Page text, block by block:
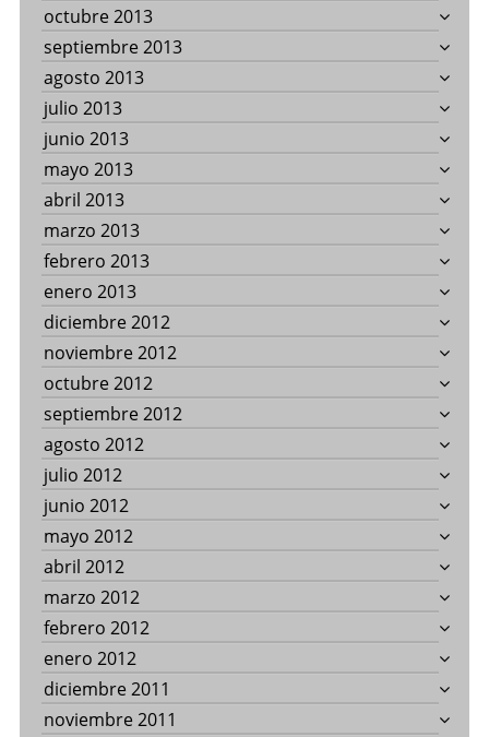
octubre 2013
septiembre 2013
agosto 2013
julio 2013
junio 2013
mayo 2013
abril 2013
marzo 2013
febrero 2013
enero 2013
diciembre 2012
noviembre 2012
octubre 2012
septiembre 2012
agosto 2012
julio 2012
junio 2012
mayo 2012
abril 2012
marzo 2012
febrero 2012
enero 2012
diciembre 2011
noviembre 2011